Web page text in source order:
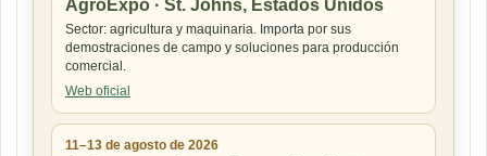
AgroExpo · St. Johns, Estados Unidos
Sector: agricultura y maquinaria. Importa por sus
demostraciones de campo y soluciones para producción
comercial.
Web oficial
11–13 de agosto de 2026